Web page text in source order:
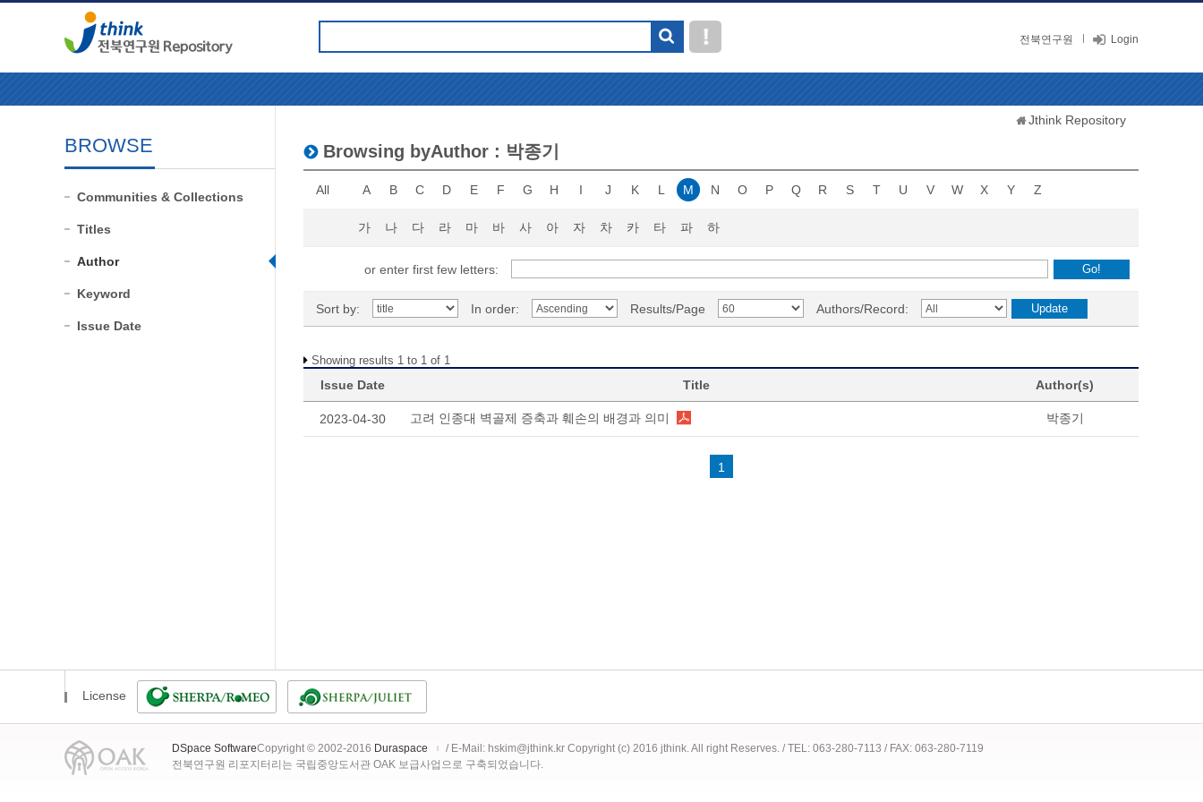
전북연구원 Login
BROWSE
Communities & Collections
Titles
Author
Keyword
Issue Date
Jthink Repository
Browsing byAuthor : 박종기
All A B C D E F G H I J K L M N O P Q R S T U V W X Y Z
가 나 다 라 마 바 사 아 자 차 카 타 파 하
or enter first few letters:
Sort by: In order: Results/Page Authors/Record:
Showing results 1 to 1 of 1
Issue Date Title Author(s)
2023-04-30 고려 인종대 벽골제 증축과 훼손의 배경과 의미 박종기
1
License
DSpace SoftwareCopyright © 2002-2016 Duraspace
/ E-Mail: hskim@jthink.kr Copyright (c) 2016 jthink. All right Reserves. / TEL: 063-280-7113 / FAX: 063-280-7119
전북연구원 리포지터리는 국립중앙도서관 OAK 보급사업으로 구축되었습니다.